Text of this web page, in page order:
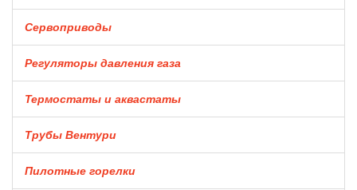
Сервоприводы
Регуляторы давления газа
Термостаты и аквастаты
Трубы Вентури
Пилотные горелки